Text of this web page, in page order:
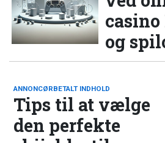
og
ANNONCØRBETALT INDHOLD
Tips til at vælge
den perfekte